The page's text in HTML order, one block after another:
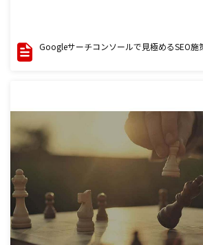
Googleサーチコンソールで見極めるSEO施